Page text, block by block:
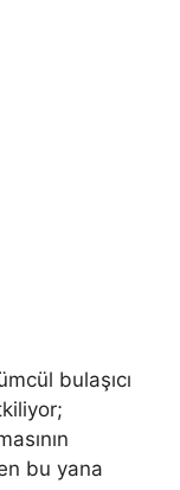
bulaşıcı
bu yana